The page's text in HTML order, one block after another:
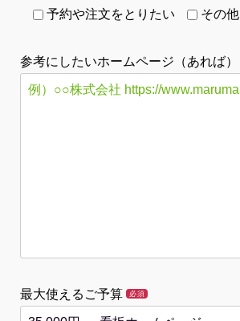
予約や注文をとりたい
その他
参考にしたいホームページ（あれば）
最大使えるご予算 必須